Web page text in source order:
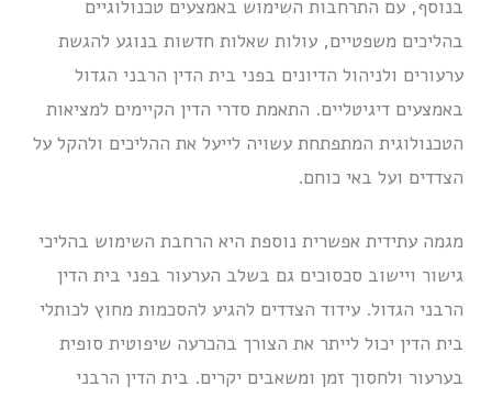
בנוסף, עם התרחבות השימוש באמצעים טכנולוגיים
בהליכים משפטיים, עולות שאלות חדשות בנוגע להגשת
ערעורים ולניהול הדיונים בפני בית הדין הרבני הגדול
באמצעים דיגיטליים. התאמת סדרי הדין הקיימים למציאות
הטכנולוגית המתפתחת עשויה לייעל את ההליכים ולהקל על
הצדדים ועל באי כוחם.
מגמה עתידית אפשרית נוספת היא הרחבת השימוש בהליכי
גישור ויישוב סכסוכים גם בשלב הערעור בפני בית הדין
הרבני הגדול. עידוד הצדדים להגיע להסכמות מחוץ לכותלי
בית הדין יכול לייתר את הצורך בהכרעה שיפוטית סופית
בערעור ולחסוך זמן ומשאבים יקרים. בית הדין הרבני